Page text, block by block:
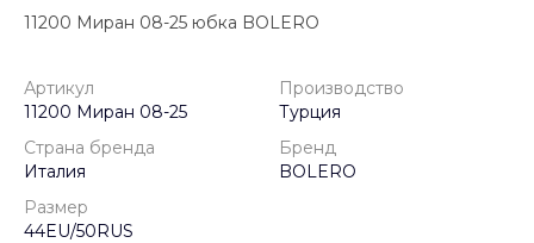
11200 Миран 08-25 юбка BOLERO
Артикул
11200 Миран 08-25
Производство
Турция
Страна бренда
Италия
Бренд
BOLERO
Размер
44EU/50RUS